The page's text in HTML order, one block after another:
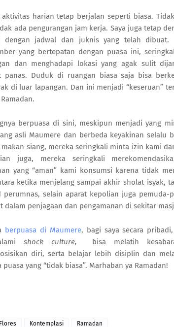
aktivitas harian tetap berjalan seperti biasa.
ada pengurangan jam kerja. Saya juga tetap
dengan jadwal dan juknis yang telah dibuat.
yang bertepatan dengan puasa ini,
dan menghadapi lokasi yang agak sulit
panas. Duduk di ruangan biasa saja bisa
di luar lapangan. Dan ini menjadi “keseruan”
berpuasa di sini, meskipun menjadi yang
asli Maumere dan berbeda keyakinan selalu
makan siang, mereka seringkali minta izin kami
juga, mereka seringkali
yang “aman” kami konsumsi karena tidak
ketika menjelang sampai akhir sholat isyak,
perumnas, selain aparat kepolian juga pemuda-
dalam penjagaan dan pengamanan di sekitar
berpuasa di Maumere, bagi saya secara
shock culture, bisa melatih
diri, serta belajar lebih disiplin dan
puasa yang “tidak biasa”. Marhaban ya Ramadan!
Kontemplasi Ramadan